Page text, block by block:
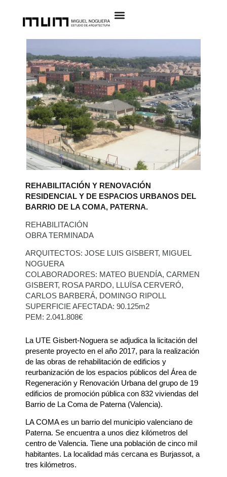
REHABILITACIÓN Y RENOVACIÓN
RESIDENCIAL Y DE ESPACIOS URBANOS DEL
BARRIO DE LA COMA, PATERNA.
REHABILITACIÓN
OBRA TERMINADA
ARQUITECTOS: JOSE LUIS GISBERT, MIGUEL
NOGUERA
COLABORADORES: MATEO BUENDÍA, CARMEN
GISBERT, ROSA PARDO, LLUÏSA CERVERÓ,
CARLOS BARBERÁ, DOMINGO RIPOLL
SUPERFICIE AFECTADA: 90.125m2
PEM: 2.041.808€
La UTE Gisbert-Noguera se adjudica la licitación del
presente proyecto en el año 2017, para la realización
de las obras de rehabilitación de edificios y
reurbanización de los espacios públicos del Área de
Regeneración y Renovación Urbana del grupo de 19
edificios de promoción pública con 832 viviendas del
Barrio de La Coma de Paterna (Valencia).
LA COMA es un barrio del municipio valenciano de
Paterna. Se encuentra a unos diez kilómetros del
centro de Valencia. Tiene una población de cinco mil
habitantes. La localidad más cercana es Burjassot, a
tres kilómetros.